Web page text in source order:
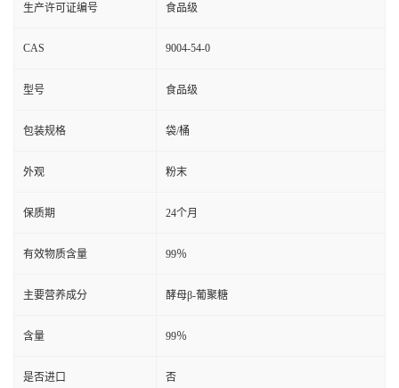
生产许可证编号 食品级
CAS 9004-54-0
型号 食品级
包装规格 袋/桶
外观 粉末
保质期 24个月
有效物质含量 99％
主要营养成分 酵母β-葡聚糖
含量 99％
是否进口 否